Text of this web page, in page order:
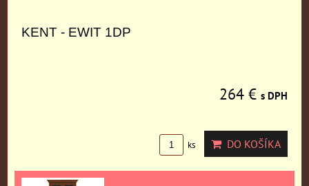
KENT - EWIT 1DP
264 € s DPH
ks DO KOŠÍKA